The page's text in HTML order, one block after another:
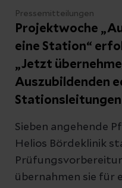
Pressemitteilungen
Projektwoche
eine Station“
„Jetzt
Auszubildenden
Sieben angehende
Helios Bördeklinik
übernahmen sie für